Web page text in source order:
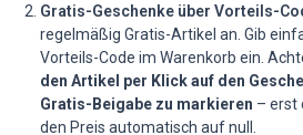
Gratis-Geschenke über Vorteils-
regelmäßig Gratis-Artikel an. Gib
Vorteils-Code im Warenkorb ein.
den Artikel per Klick auf den
Gratis-Beigabe zu markieren – erst
den Preis automatisch auf null.